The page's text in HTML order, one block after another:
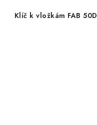
Klíč k vložkám FAB 50D